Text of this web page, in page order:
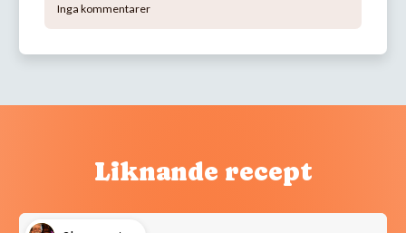
Inga kommentarer
Liknande recept